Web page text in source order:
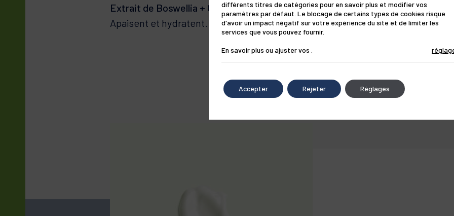
Extrait de Boswellia + Glucose + Xylitol naturel
Apaisent et hydratent.
différents titres de catégories pour en savoir plus et modifier vos
paramètres par défaut. Le blocage de certains types de cookies risque
d'avoir un impact négatif sur votre expérience du site et de limiter les
services que vous pouvez fournir.
En savoir plus ou ajuster vos
Accepter Rejeter Réglages